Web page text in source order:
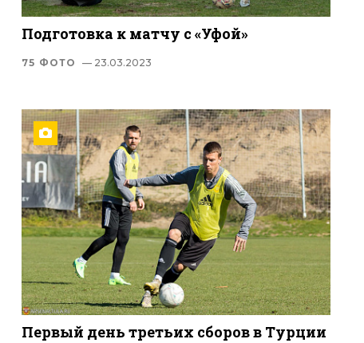
Подготовка к матчу с «Уфой»
75 ФОТО — 23.03.2023
Первый день третьих сборов в Турции